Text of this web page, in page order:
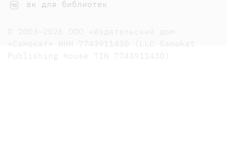
вк для библиотек
© 2003—2026 ООО «Издательский дом
«Самокат» ИНН 7743911430 (LLC Samokat
Publishing House TIN 7743911430)